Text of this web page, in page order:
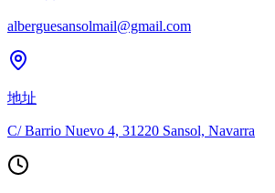
alberguesansolmail@gmail.com
地址
C/ Barrio Nuevo 4, 31220 Sansol, Navarra